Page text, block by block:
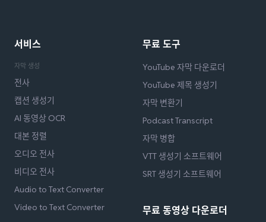
서비스
자막 생성
전사
캡션 생성기
AI 동영상 OCR
대본 정렬
오디오 전사
비디오 전사
Audio to Text Converter
Video to Text Converter
무료 도구
YouTube 자막 다운로더
YouTube 제목 생성기
자막 변환기
Podcast Transcript
자막 병합
VTT 생성기 소프트웨어
SRT 생성기 소프트웨어
무료 동영상 다운로더